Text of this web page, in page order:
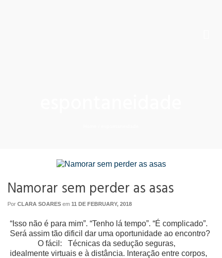
Namorar sem perder as asas
Por CLARA SOARES em 11 DE FEBRUARY, 2018
“Isso não é para mim”. “Tenho lá tempo”. “É complicado”.
Será assim tão dificil dar uma oportunidade ao encontro?
O fácil: Técnicas da sedução seguras,
idealmente virtuais e à distância. Interação entre corpos,